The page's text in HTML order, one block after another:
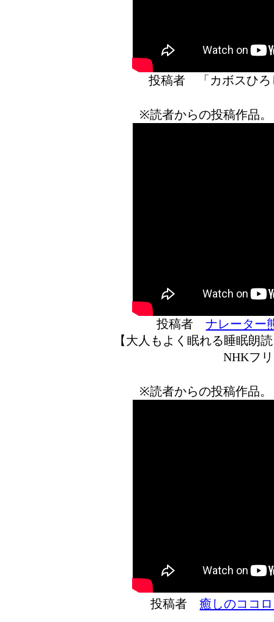
投稿者 「カボス
※読者からの投稿作品
投稿者ナレーター
【大人もよく眠れる睡眠
NHKフ
※読者からの投稿作品
投稿者癒しのココ